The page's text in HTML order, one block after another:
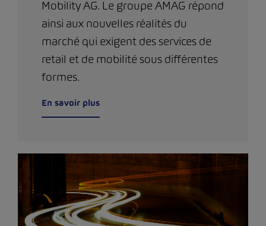
Mobility AG. Le groupe AMAG répond
ainsi aux nouvelles réalités du
marché qui exigent des services de
retail et de mobilité sous différentes
formes.
En savoir plus